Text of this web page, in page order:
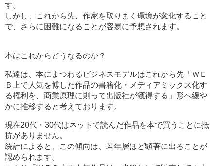
す。
しかし、これから先、作家を取りまく環境が変化すること
で、さらに困難になることが容易に予想されます。
本はこれからどうなるのか？
私達は、本にまつわるビジネスモデルはこれから先「ＷＥ
Ｂ上で人気を博した作品の書籍化・メディアミックス化す
る権利を、商業原理に則って出版社が獲得する」形へ緩や
かに推移すると考えております。
現在20代・30代はネットで読んだ作品を本で買うことに抵
抗がありません。
統計によると、この傾向は、若年層ほど顕著に出ることが
認められます。